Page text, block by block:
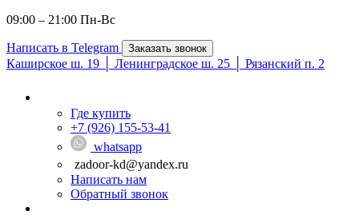
09:00 – 21:00 Пн-Вc
Написать в Telegram Заказать звонок
Каширское ш. 19 │ Ленинградское ш. 25 │ Рязанский п. 2
Где купить
+7 (926) 155-53-41
whatsapp
zadoor-kd@yandex.ru
Написать нам
Обратный звонок